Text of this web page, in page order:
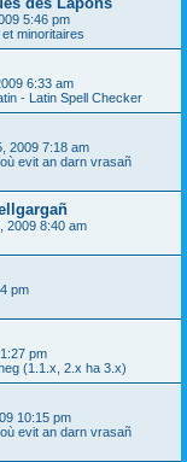
5:46 pm
minoritaires
6:33 am
- Latin Spell Checker
2009 7:18 am
evit an darn vrasañ
2009 8:40 am
pm
pm
(1.1.x, 2.x ha 3.x)
10:15 pm
evit an darn vrasañ